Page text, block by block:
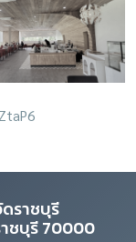
ราชบุรี
าชบุรี 70000